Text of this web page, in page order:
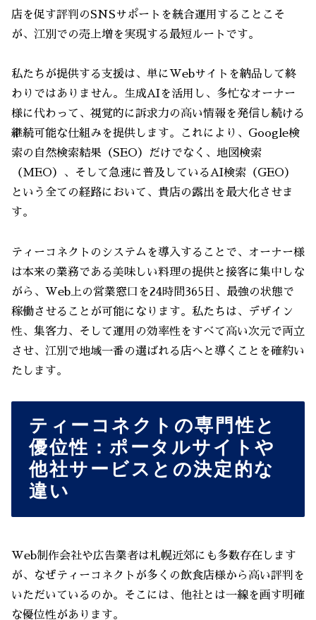
店を促す評判のSNSサポートを統合運用することこそ
が、江別での売上増を実現する最短ルートです。
私たちが提供する支援は、単にWebサイトを納品して終
わりではありません。生成AIを活用し、多忙なオーナー
様に代わって、視覚的に訴求力の高い情報を発信し続ける
継続可能な仕組みを提供します。これにより、Google検
索の自然検索結果（SEO）だけでなく、地図検索
（MEO）、そして急速に普及しているAI検索（GEO）
という全ての経路において、貴店の露出を最大化させま
す。
ティーコネクトのシステムを導入することで、オーナー様
は本来の業務である美味しい料理の提供と接客に集中しな
がら、Web上の営業窓口を24時間365日、最強の状態で
稼働させることが可能になります。私たちは、デザイン
性、集客力、そして運用の効率性をすべて高い次元で両立
させ、江別で地域一番の選ばれる店へと導くことを確約い
たします。
ティーコネクトの専門性と
優位性：ポータルサイトや
他社サービスとの決定的な
違い
Web制作会社や広告業者は札幌近郊にも多数存在します
が、なぜティーコネクトが多くの飲食店様から高い評判を
いただいているのか。そこには、他社とは一線を画す明確
な優位性があります。